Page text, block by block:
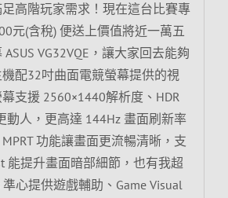
高階玩家需求！現在這台比賽專
元(含稅) 便送上價值將近一萬五
VG32VQE，讓大家回去能夠
配32吋曲面電競螢幕提供的視
支援 2560×1440解析度、HDR
動人，更高達 144Hz 畫面刷新率
功能讓畫面更流暢清晰，支
能提升畫面暗部細節，也有我超
準心提供遊戲輔助、Game Visual